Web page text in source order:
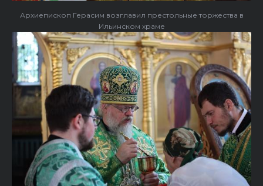
Архиепископ Герасим возглавил престольные торжества в
Ильинском храме